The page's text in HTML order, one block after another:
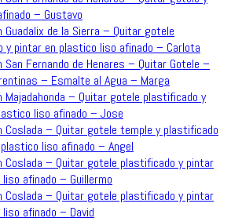
– Gustavo
Guadalix de la Sierra – Quitar gotele
y pintar en plastico liso afinado – Carlota
San Fernando de Henares – Quitar Gotele –
– Esmalte al Agua – Marga
Majadahonda – Quitar gotele plastificado y
liso afinado – Jose
Coslada – Quitar gotele temple y plastificado
liso afinado – Angel
Coslada – Quitar gotele plastificado y pintar
afinado – Guillermo
Coslada – Quitar gotele plastificado y pintar
afinado – David